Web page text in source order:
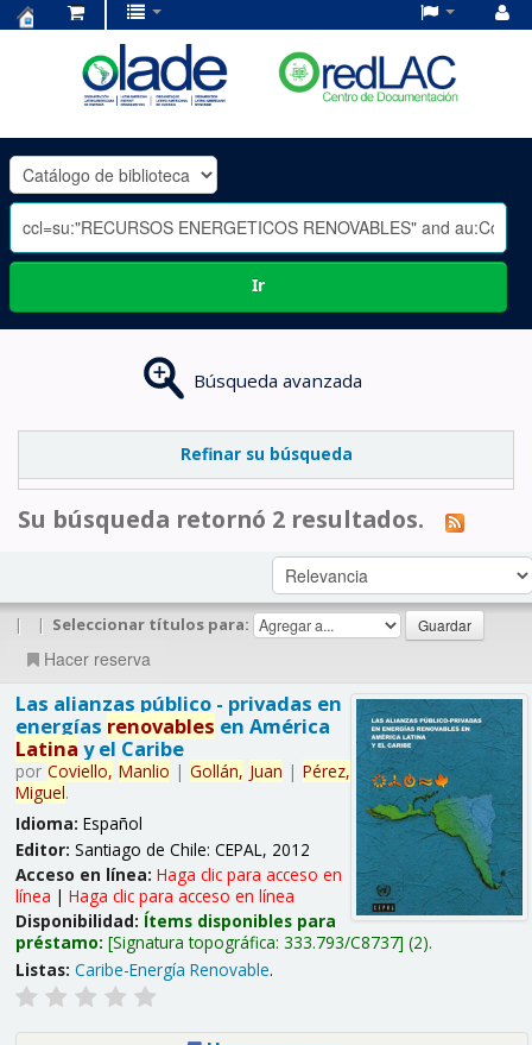
OLADE
-
Ir
Búsqueda avanzada
Refinar su búsqueda
Su búsqueda retornó 2 resultados.
| | Seleccionar títulos para:
Hacer reserva
Las alianzas público - privadas en
energías renovables en América
Latina y el Caribe
por Coviello, Manlio | Gollán, Juan | Pérez,
Miguel.
Idioma: Español
Editor: Santiago de Chile: CEPAL, 2012
Acceso en línea: Haga clic para acceso en
línea | Haga clic para acceso en línea
Disponibilidad: Ítems disponibles para
préstamo: Signatura topográfica: 333.793/C8737 (2).
Listas: Caribe-Energía Renovable.